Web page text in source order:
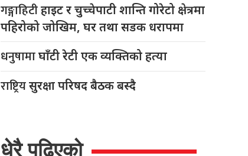
गङ्गाहिटीहाइट र चुच्चेपाटी शान्ति गोरेटो क्षेत्रमा
पहिरोको जोखिम, घर तथा सडक धरापमा
धनुषामाघाँटी रेटी एक व्यक्तिको हत्या
राष्ट्रियसुरक्षा परिषद बैठक बस्दै
धेरै पढिएको